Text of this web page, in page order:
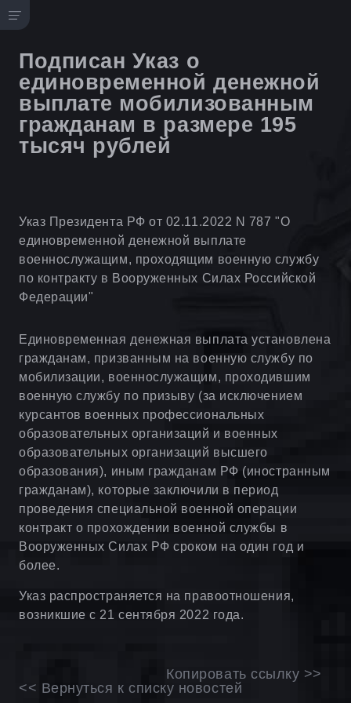
Подписан Указ о
единовременной денежной
выплате мобилизованным
гражданам в размере 195
тысяч рублей
Указ Президента РФ от 02.11.2022 N 787 "О
единовременной денежной выплате
военнослужащим, проходящим военную службу
по контракту в Вооруженных Силах Российской
Федерации"
Единовременная денежная выплата установлена
гражданам, призванным на военную службу по
мобилизации, военнослужащим, проходившим
военную службу по призыву (за исключением
курсантов военных профессиональных
образовательных организаций и военных
образовательных организаций высшего
образования), иным гражданам РФ (иностранным
гражданам), которые заключили в период
проведения специальной военной операции
контракт о прохождении военной службы в
Вооруженных Силах РФ сроком на один год и
более.
Указ распространяется на правоотношения,
возникшие с 21 сентября 2022 года.
Копировать ссылку >>
<< Вернуться к списку новостей